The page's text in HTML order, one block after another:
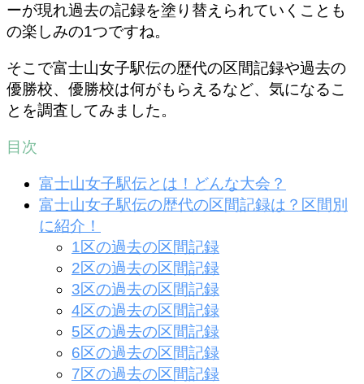
ーが現れ過去の記録を塗り替えられていくことも
の楽しみの1つですね。
そこで富士山女子駅伝の歴代の区間記録や過去の
優勝校、優勝校は何がもらえるなど、気になるこ
とを調査してみました。
目次
富士山女子駅伝とは！どんな大会？
富士山女子駅伝の歴代の区間記録は？区間別
に紹介！
1区の過去の区間記録
2区の過去の区間記録
3区の過去の区間記録
4区の過去の区間記録
5区の過去の区間記録
6区の過去の区間記録
7区の過去の区間記録